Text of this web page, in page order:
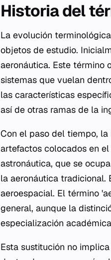
Historia del
La evolución
objetos de estudio.
aeronáutica. Este término
sistemas que vuelan
las características
así de otras ramas de la
Con el paso del tiempo,
artefactos colocados en
astronáutica, que se
la aeronáutica tradicional.
aeroespacial. El término
general, aunque la
especialización
Esta sustitución no